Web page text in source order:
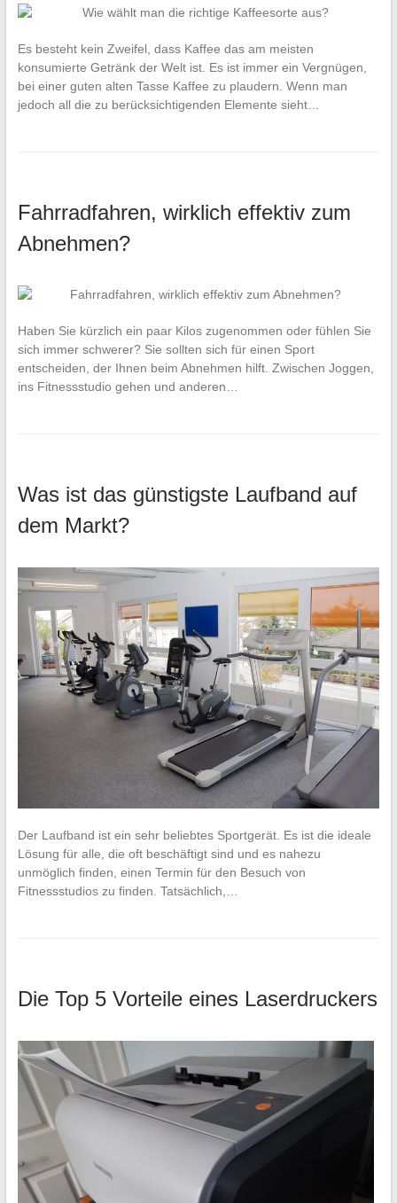
Es besteht kein Zweifel, dass Kaffee das am meisten
konsumierte Getränk der Welt ist. Es ist immer ein Vergnügen,
bei einer guten alten Tasse Kaffee zu plaudern. Wenn man
jedoch all die zu berücksichtigenden Elemente sieht…
Fahrradfahren, wirklich effektiv zum
Abnehmen?
Haben Sie kürzlich ein paar Kilos zugenommen oder fühlen Sie
sich immer schwerer? Sie sollten sich für einen Sport
entscheiden, der Ihnen beim Abnehmen hilft. Zwischen Joggen,
ins Fitnessstudio gehen und anderen…
Was ist das günstigste Laufband auf
dem Markt?
Der Laufband ist ein sehr beliebtes Sportgerät. Es ist die ideale
Lösung für alle, die oft beschäftigt sind und es nahezu
unmöglich finden, einen Termin für den Besuch von
Fitnessstudios zu finden. Tatsächlich,…
Die Top 5 Vorteile eines Laserdruckers